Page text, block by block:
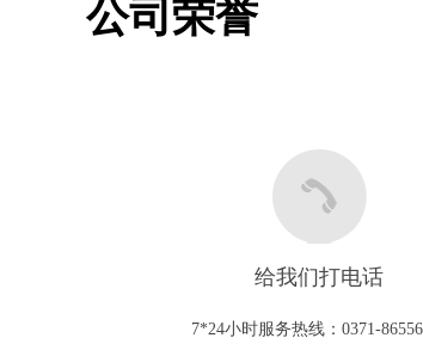
公司荣誉
给我们打电话
7*24小时服务热线：0371-